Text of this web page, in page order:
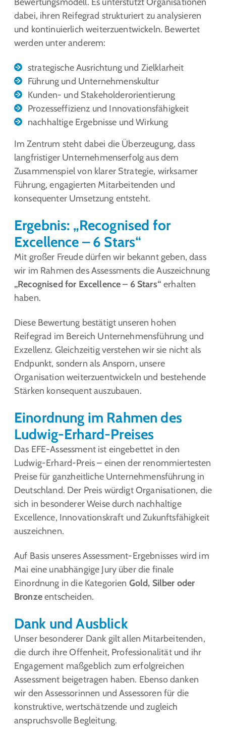
dabei, ihren Reifegrad strukturiert zu analysieren
und kontinuierlich weiterzuentwickeln. Bewertet
werden unter anderem:
strategische Ausrichtung und Zielklarheit
Führung und Unternehmenskultur
Kunden- und Stakeholderorientierung
Prozesseffizienz und Innovationsfähigkeit
nachhaltige Ergebnisse und Wirkung
Im Zentrum steht dabei die Überzeugung, dass
langfristiger Unternehmenserfolg aus dem
Zusammenspiel von klarer Strategie, wirksamer
Führung, engagierten Mitarbeitenden und
konsequenter Umsetzung entsteht.
Ergebnis: „Recognised for
Excellence – 6 Stars“
Mit großer Freude dürfen wir bekannt geben, dass
wir im Rahmen des Assessments die Auszeichnung
„Recognised for Excellence – 6 Stars“ erhalten
haben.
Diese Bewertung bestätigt unseren hohen
Reifegrad im Bereich Unternehmensführung und
Exzellenz. Gleichzeitig verstehen wir sie nicht als
Endpunkt, sondern als Ansporn, unsere
Organisation weiterzuentwickeln und bestehende
Stärken konsequent auszubauen.
Einordnung im Rahmen des
Ludwig-Erhard-Preises
Das EFE-Assessment ist eingebettet in den
Ludwig-Erhard-Preis – einen der renommiertesten
Preise für ganzheitliche Unternehmensführung in
Deutschland. Der Preis würdigt Organisationen, die
sich in besonderer Weise durch nachhaltige
Excellence, Innovationskraft und Zukunftsfähigkeit
auszeichnen.
Auf Basis unseres Assessment-Ergebnisses wird im
Mai eine unabhängige Jury über die finale
Einordnung in die Kategorien Gold, Silber oder
Bronzeentscheiden.
Dank und Ausblick
Unser besonderer Dank gilt allen Mitarbeitenden,
die durch ihre Offenheit, Professionalität und ihr
Engagement maßgeblich zum erfolgreichen
Assessment beigetragen haben. Ebenso danken
wir den Assessorinnen und Assessoren für die
konstruktive, wertschätzende und zugleich
anspruchsvolle Begleitung.